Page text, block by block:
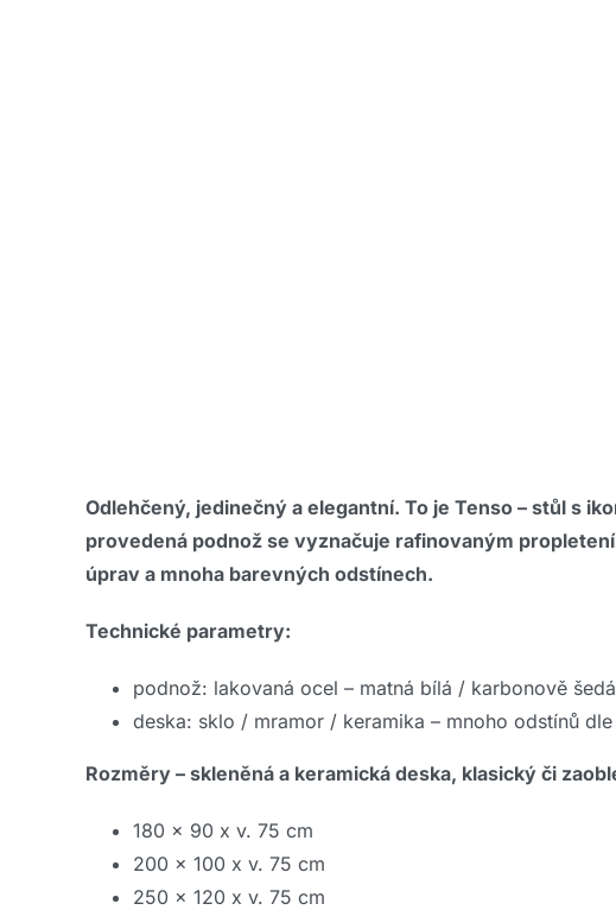
Odlehčený, jedinečný a elegantní. To je Tenso – stůl s
provedená podnož se vyznačuje rafinovaným
úprav a mnoha barevných odstínech.
Technické parametry:
podnož: lakovaná ocel – matná bílá / karbonově
deska: sklo / mramor / keramika – mnoho odstínů
Rozměry – skleněná a keramická deska, klasický či
180 x 90 x v. 75 cm
200 x 100 x v. 75 cm
250 x 120 x v. 75 cm